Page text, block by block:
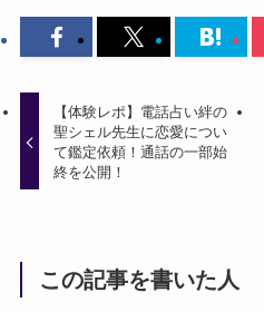
【体験レポ】電話占い絆の
聖シェル先生に恋愛につい
て鑑定依頼！通話の一部始
終を公開！
この記事を書いた人